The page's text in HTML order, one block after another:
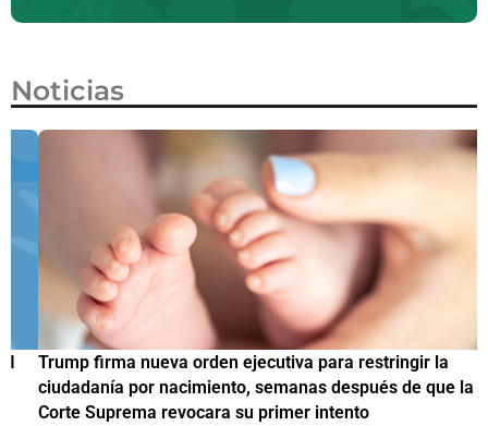
Noticias
Trump firma nueva orden ejecutiva para restringir la
ciudadanía por nacimiento, semanas después de que la
Corte Suprema revocara su primer intento